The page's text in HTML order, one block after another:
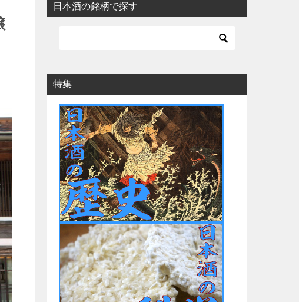
日本酒の銘柄で探す
特集